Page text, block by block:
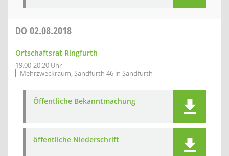
DO 02.08.2018
Ortschaftsrat Ringfurth
19:00-20:20 Uhr
Mehrzweckraum, Sandfurth 46 in Sandfurth
Öffentliche Bekanntmachung
öffentliche Niederschrift